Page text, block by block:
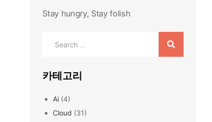
Stay hungry, Stay folish
카테고리
Ai (4)
Cloud (31)